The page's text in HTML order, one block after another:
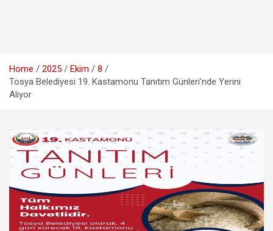
Home 2025 Ekim
8
Tosya Belediyesi 19. Kastamonu Tanıtım Günleri’nde Yerini
Alıyor